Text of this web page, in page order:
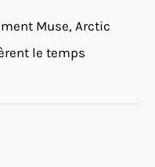
Muse, Arctic
le temps